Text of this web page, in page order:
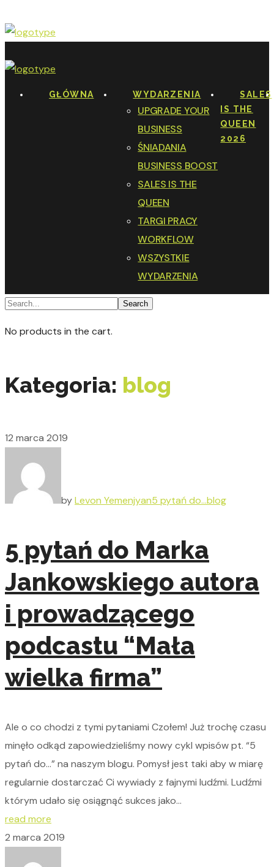
GŁÓWNA WYDARZENIA
UPGRADE YOUR
BUSINESS
ŚNIADANIA
BUSINESS BOOST
SALES IS THE
QUEEN
TARGI PRACY
WORKFLOW
WSZYSTKIE
WYDARZENIA
SALES
IS THE
QUEEN
2026
No products in the cart.
Kategoria: blog
12 marca 2019
byLevon Yemenjyan5 pytań do...blog
5 pytań do Marka
Jankowskiego autora
i prowadzącego
podcastu “Mała
wielka firma”
Ale o co chodzi z tymi pytaniami Czołem! Już trochę czasu
minęło odkąd zapowiedzieliśmy nowy cykl wpisów pt. “5
pytań do…” na naszym blogu. Pomysł jest taki aby w miarę
regularnie dostarczać Ci wywiady z fajnymi ludźmi. Ludźmi
którym udało się osiągnąć sukces jako...
read more
2 marca 2019